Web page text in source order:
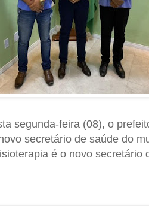
segunda-feira (08), o
secretário de saúde do
é o novo secretário